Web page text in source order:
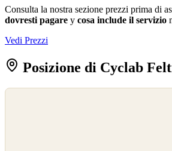
Consulta la nostra sezione prezzi prima di
dovresti pagare y cosa include il servizio
Vedi Prezzi
Posizione di Cyclab